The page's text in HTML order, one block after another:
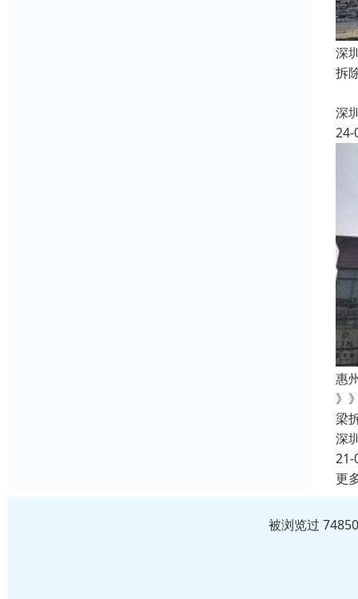
深
拆
深
24-
惠
》
梁
深
21-
更
被浏览过